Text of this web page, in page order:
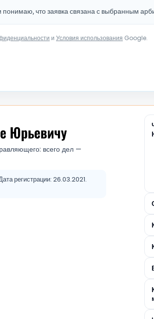
понимаю, что заявка связана с выбранным
и Условия использования Google.
Юрьевичу
всего дел —
регистрации: 26.03.2021.